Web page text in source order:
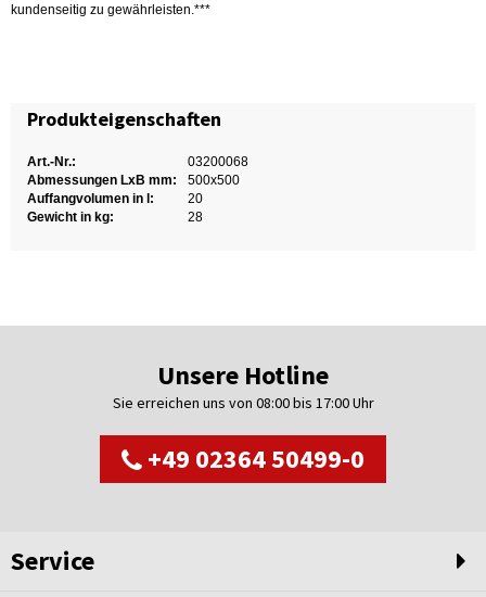
kundenseitig zu gewährleisten.***
Produkteigenschaften
Art.-Nr.:
03200068
Abmessungen LxB mm:
500x500
Auffangvolumen in l:
20
Gewicht in kg:
28
Unsere Hotline
Sie erreichen uns von 08:00 bis 17:00 Uhr
+49 02364 50499-0
Service